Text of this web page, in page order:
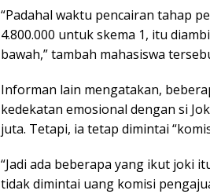
“Padahal waktu pencairan tahap
4.800.000 untuk skema 1, itu
bawah,” tambah mahasiswa
Informan lain mengatakan,
kedekatan emosional dengan si
juta. Tetapi, ia tetap dimintai
“Jadi ada beberapa yang ikut joki
tidak dimintai uang komisi